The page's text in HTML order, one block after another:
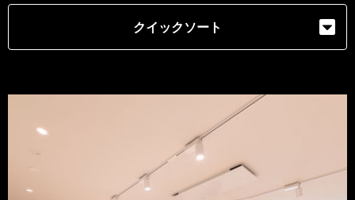
クイックソート